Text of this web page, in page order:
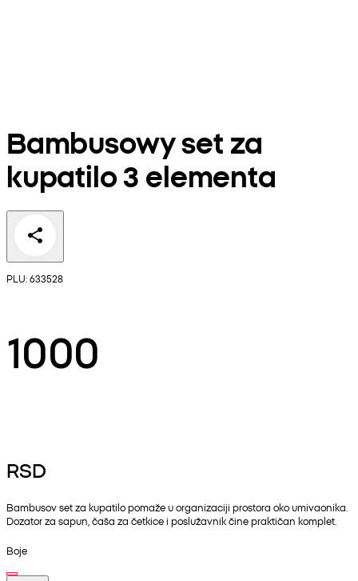
Bambusowy set za
kupatilo 3 elementa
PLU: 633528
1000
RSD
Bambusov set za kupatilo pomaže u organizaciji prostora oko umivaonika.
Dozator za sapun, čaša za četkice i poslužavnik čine praktičan komplet.
Boje